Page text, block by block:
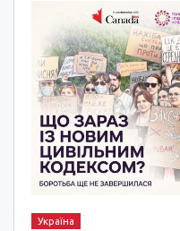
Україна